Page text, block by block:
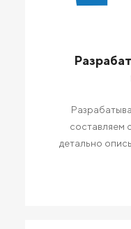
составляем
детально